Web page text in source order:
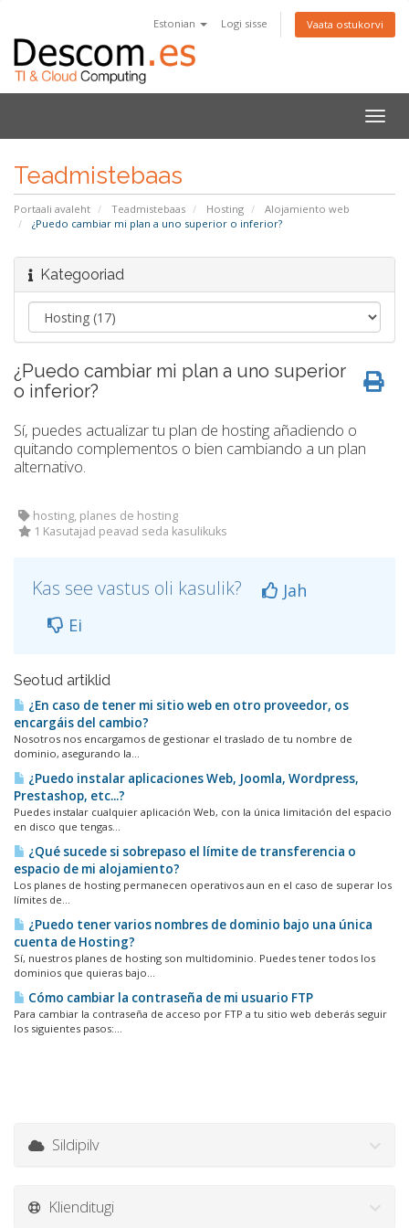
Estonian Logi sisse Vaata ostukorvi
Teadmistebaas
Portaali avaleht Teadmistebaas Hosting
Alojamiento web
¿Puedo cambiar mi plan a uno superior o inferior?
Kategooriad
¿Puedo cambiar mi plan a uno superior
o inferior?
Sí, puedes actualizar tu plan de hosting añadiendo o
quitando complementos o bien cambiando a un plan
alternativo.
hosting, planes de hosting
1 Kasutajad peavad seda kasulikuks
Kas see vastus oli kasulik?
Jah
Ei
Seotud artiklid
¿En caso de tener mi sitio web en otro proveedor, os
encargáis del cambio?
Nosotros nos encargamos de gestionar el traslado de tu nombre de
dominio, asegurando la...
¿Puedo instalar aplicaciones Web, Joomla, Wordpress,
Prestashop, etc...?
Puedes instalar cualquier aplicación Web, con la única limitación del espacio
en disco que tengas...
¿Qué sucede si sobrepaso el límite de transferencia o
espacio de mi alojamiento?
Los planes de hosting permanecen operativos aun en el caso de superar los
límites de...
¿Puedo tener varios nombres de dominio bajo una única
cuenta de Hosting?
Sí, nuestros planes de hosting son multidominio. Puedes tener todos los
dominios que quieras bajo...
Cómo cambiar la contraseña de mi usuario FTP
Para cambiar la contraseña de acceso por FTP a tu sitio web deberás seguir
los siguientes pasos:...
Sildipilv
Klienditugi